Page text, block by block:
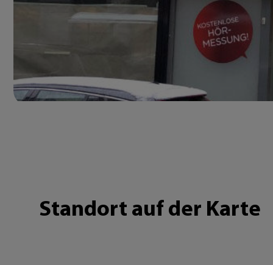
Standort auf der Karte